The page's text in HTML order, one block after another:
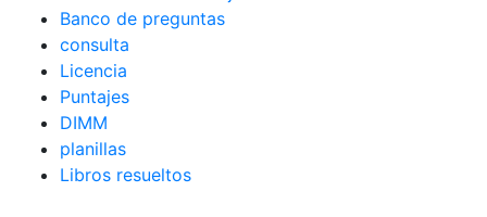
Banco de preguntas
consulta
Licencia
Puntajes
DIMM
planillas
Libros resueltos